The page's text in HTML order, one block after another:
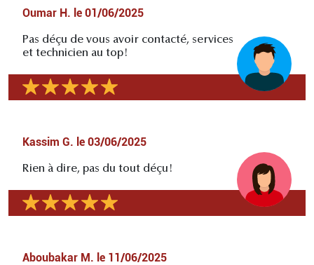
Oumar H. le 01/06/2025
Pas déçu de vous avoir contacté, services
et technicien au top!
Kassim G. le 03/06/2025
Rien à dire, pas du tout déçu!
Aboubakar M. le 11/06/2025